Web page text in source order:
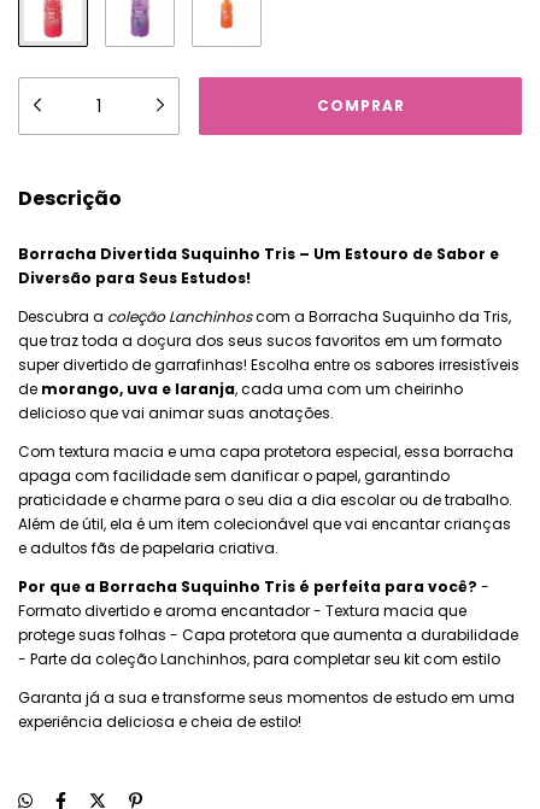
Descrição
Borracha Divertida Suquinho Tris – Um Estouro de Sabor e
Diversão para Seus Estudos!
Descubra a coleção Lanchinhoscom a Borracha Suquinho da Tris,
que traz toda a doçura dos seus sucos favoritos em um formato
super divertido de garrafinhas! Escolha entre os sabores irresistíveis
de morango, uva e laranja, cada uma com um cheirinho
delicioso que vai animar suas anotações.
Com textura macia e uma capa protetora especial, essa borracha
apaga com facilidade sem danificar o papel, garantindo
praticidade e charme para o seu dia a dia escolar ou de trabalho.
Além de útil, ela é um item colecionável que vai encantar crianças
e adultos fãs de papelaria criativa.
Por que a Borracha Suquinho Tris é perfeita para você? -
Formato divertido e aroma encantador - Textura macia que
protege suas folhas - Capa protetora que aumenta a durabilidade
- Parte da coleção Lanchinhos, para completar seu kit com estilo
Garanta já a sua e transforme seus momentos de estudo em uma
experiência deliciosa e cheia de estilo!